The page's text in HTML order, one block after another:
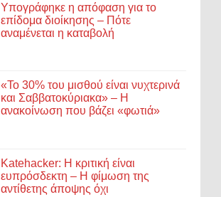
Υπογράφηκε η απόφαση για το
επίδομα διοίκησης – Πότε
αναμένεται η καταβολή
«Το 30% του μισθού είναι νυχτερινά
και Σαββατοκύριακα» – Η
ανακοίνωση που βάζει «φωτιά»
Katehacker: Η κριτική είναι
ευπρόσδεκτη – Η φίμωση της
αντίθετης άποψης όχι